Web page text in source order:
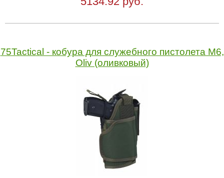
75Tactical - кобура для служебного пистолета M6,
Oliv (оливковый)